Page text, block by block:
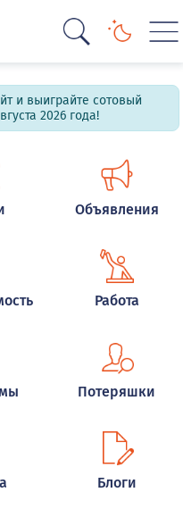
и выиграйте сотовый
2026 года!
Объявления
Работа
Потеряшки
Блоги